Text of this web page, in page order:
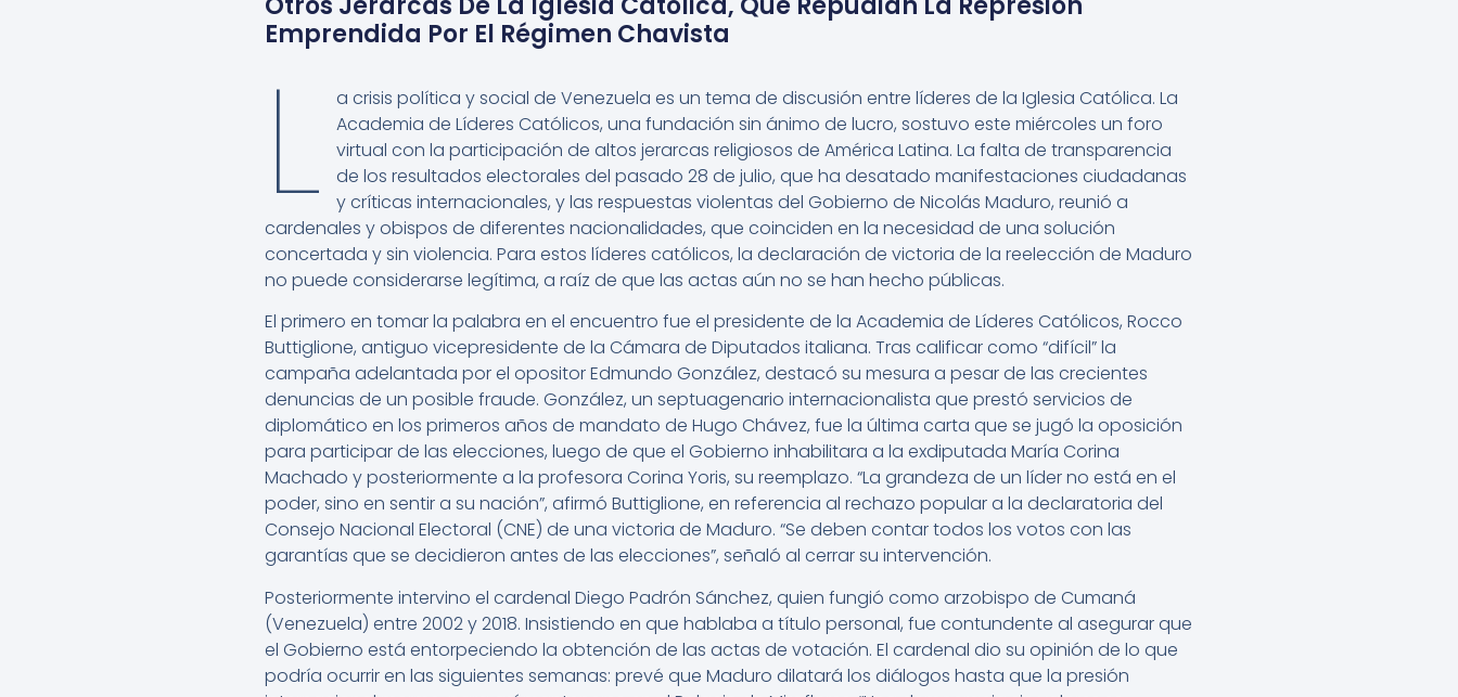
Emprendida Por El Régimen Chavista
L
a crisis política y social de Venezuela es un tema de discusión entre líderes de la Iglesia Católica. La
Academia de Líderes Católicos, una fundación sin ánimo de lucro, sostuvo este miércoles un foro
virtual con la participación de altos jerarcas religiosos de América Latina. La falta de transparencia
de los resultados electorales del pasado 28 de julio, que ha desatado manifestaciones ciudadanas
y críticas internacionales, y las respuestas violentas del Gobierno de Nicolás Maduro, reunió a
cardenales y obispos de diferentes nacionalidades, que coinciden en la necesidad de una solución
concertada y sin violencia. Para estos líderes católicos, la declaración de victoria de la reelección de Maduro
no puede considerarse legítima, a raíz de que las actas aún no se han hecho públicas.
El primero en tomar la palabra en el encuentro fue el presidente de la Academia de Líderes Católicos, Rocco
Buttiglione, antiguo vicepresidente de la Cámara de Diputados italiana. Tras calificar como “difícil” la
campaña adelantada por el opositor Edmundo González, destacó su mesura a pesar de las crecientes
denuncias de un posible fraude. González, un septuagenario internacionalista que prestó servicios de
diplomático en los primeros años de mandato de Hugo Chávez, fue la última carta que se jugó la oposición
para participar de las elecciones, luego de que el Gobierno inhabilitara a la exdiputada María Corina
Machado y posteriormente a la profesora Corina Yoris, su reemplazo. “La grandeza de un líder no está en el
poder, sino en sentir a su nación”, afirmó Buttiglione, en referencia al rechazo popular a la declaratoria del
Consejo Nacional Electoral (CNE) de una victoria de Maduro. “Se deben contar todos los votos con las
garantías que se decidieron antes de las elecciones”, señaló al cerrar su intervención.
Posteriormente intervino el cardenal Diego Padrón Sánchez, quien fungió como arzobispo de Cumaná
(Venezuela) entre 2002 y 2018. Insistiendo en que hablaba a título personal, fue contundente al asegurar que
el Gobierno está entorpeciendo la obtención de las actas de votación. El cardenal dio su opinión de lo que
podría ocurrir en las siguientes semanas: prevé que Maduro dilatará los diálogos hasta que la presión